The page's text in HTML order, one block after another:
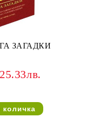
ЗАГАДКИ
25.33лв.